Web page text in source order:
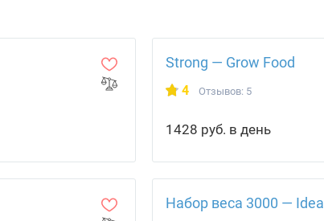
Strong — Grow Food
4 Отзывов: 5
1428 руб. в день
Набор веса 3000 —